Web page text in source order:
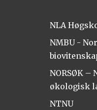
NLA
NMBU -
NORSØK –
økologisk
NTNU